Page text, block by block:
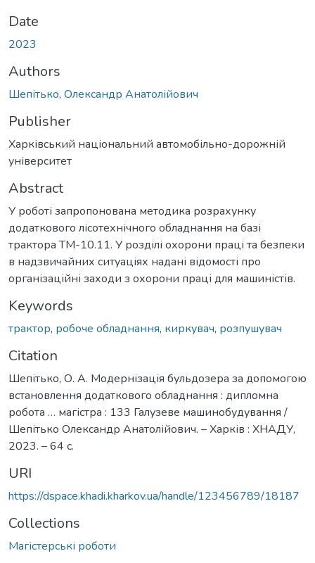
Date
2023
Authors
Шепітько, Олександр Анатолійович
Publisher
Харківський національний автомобільно-дорожній
університет
Abstract
У роботі запропонована методика розрахунку
додаткового лісотехнічного обладнання на базі
трактора ТМ-10.11. У розділі охорони праці та безпеки
в надзвичайних ситуаціях надані відомості про
організаційні заходи з охорони праці для машиністів.
Keywords
трактор, робоче обладнання, киркувач, розпушувач
Citation
Шепітько, О. А. Модернізація бульдозера за допомогою
встановлення додаткового обладнання : дипломна
робота … магістра : 133 Галузеве машинобудування /
Шепітько Олександр Анатолійович. – Харків : ХНАДУ,
2023. – 64 с.
URI
https://dspace.khadi.kharkov.ua/handle/123456789/18187
Collections
Магістерські роботи